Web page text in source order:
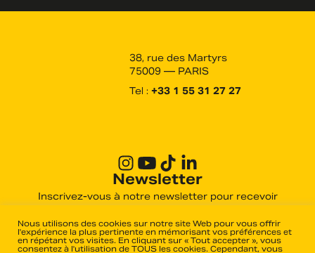
38, rue des Martyrs
75009 — PARIS
Tel : +33 1 55 31 27 27
Newsletter
Inscrivez-vous à notre newsletter pour recevoir
distribués par Haut et Court.
Nous utilisons des cookies sur notre site Web pour vous offrir
l'expérience la plus pertinente en mémorisant vos préférences et
en répétant vos visites. En cliquant sur « Tout accepter », vous
consentez à l'utilisation de TOUS les cookies. Cependant, vous